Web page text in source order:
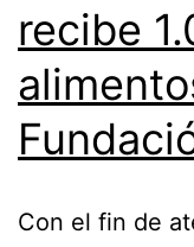
recibe
Con el fin de